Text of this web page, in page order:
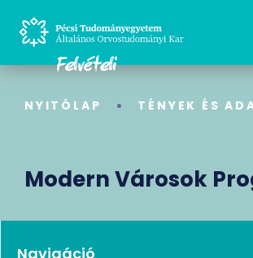
NYITÓLAP TÉNYEK ÉS
Modern Városok
Navigáció